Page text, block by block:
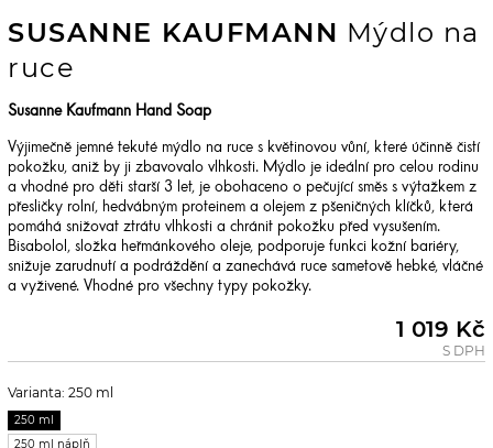
SUSANNE KAUFMANN Mýdlo na
ruce
Susanne Kaufmann Hand Soap
Výjimečně jemné tekuté mýdlo na ruce s květinovou vůní, které účinně čistí
pokožku, aniž by ji zbavovalo vlhkosti. Mýdlo je ideální pro celou rodinu
a vhodné pro děti starší 3 let, je obohaceno o pečující směs s výtažkem z
přesličky rolní, hedvábným proteinem a olejem z pšeničných klíčků, která
pomáhá snižovat ztrátu vlhkosti a chránit pokožku před vysušením.
Bisabolol, složka heřmánkového oleje, podporuje funkci kožní bariéry,
snižuje zarudnutí a podráždění a zanechává ruce sametově hebké, vláčné
a vyživené. Vhodné pro všechny typy pokožky.
1 019 Kč
S DPH
Varianta: 250 ml
250 ml
250 ml náplň